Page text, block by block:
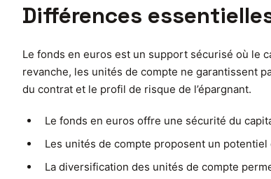
Différences
Le fonds en euros est un support sécurisé où le
revanche, les unités de compte ne garantissent
du contrat et le profil de risque de l’épargnant.
Le fonds en euros offre une sécurité du
Les unités de compte proposent un
La diversification des unités de compte